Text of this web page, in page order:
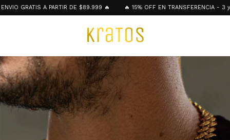
GRATIS A PARTIR DE $89.999 🔥 🔥 15% OFF EN TRANSFERENCIA - 3 y 4